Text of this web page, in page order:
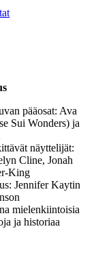
pääosat: Ava
Sui Wonders) ja
näyttelijät:
Cline, Jonah
King
Jennifer Kaytin
mielenkiintoisia
ja historiaa